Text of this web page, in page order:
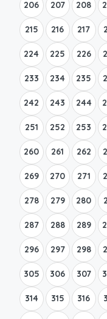
206 207 208
215 216 217
224 225 226
233 234 235
242 243 244
251 252 253
260 261 262
269 270 271
278 279 280
287 288 289
296 297 298
305 306 307
314 315 316